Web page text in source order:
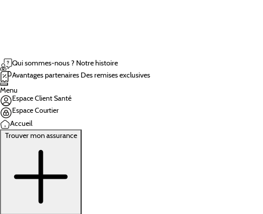
Qui sommes-nous ? Notre histoire
Avantages partenaires Des remises exclusives
Menu
Espace Client Santé
Espace Courtier
Accueil
Trouver mon assurance